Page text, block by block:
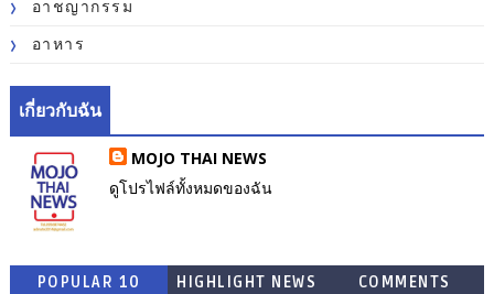
อาชญากรรม
อาหาร
เกี่ยวกับฉัน
MOJO THAI NEWS
ดูโปรไฟล์ทั้งหมดของฉัน
POPULAR 10 HIGHLIGHT NEWS COMMENTS